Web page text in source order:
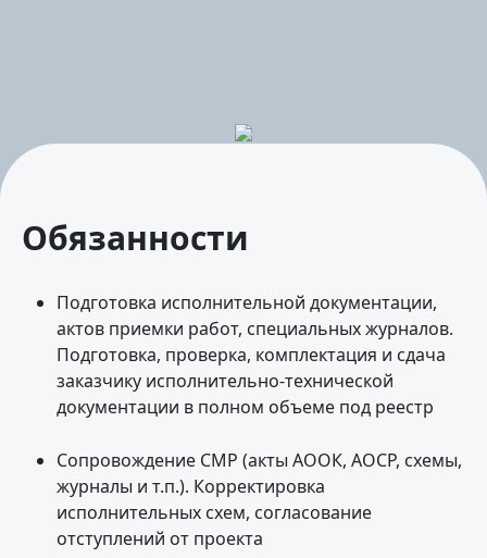
Обязанности
Подготовка исполнительной документации,
актов приемки работ, специальных журналов.
Подготовка, проверка, комплектация и сдача
заказчику исполнительно-технической
документации в полном объеме под реестр
Сопровождение СМР (акты АООК, АОСР, схемы,
журналы и т.п.). Корректировка
исполнительных схем, согласование
отступлений от проекта